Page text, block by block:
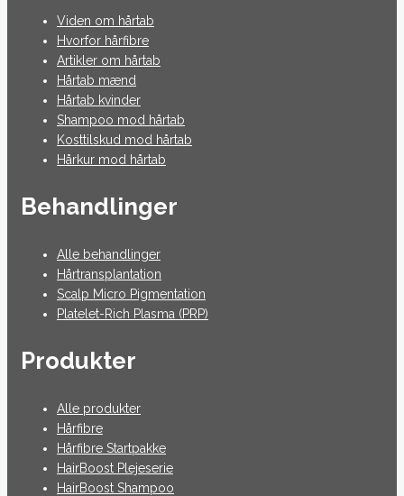
Viden om hårtab
Hvorfor hårfibre
Artikler om hårtab
Hårtab mænd
Hårtab kvinder
Shampoo mod hårtab
Kosttilskud mod hårtab
Hårkur mod hårtab
Behandlinger
Alle behandlinger
Hårtransplantation
Scalp Micro Pigmentation
Platelet-Rich Plasma (PRP)
Produkter
Alle produkter
Hårfibre
Hårfibre Startpakke
HairBoost Plejeserie
HairBoost Shampoo